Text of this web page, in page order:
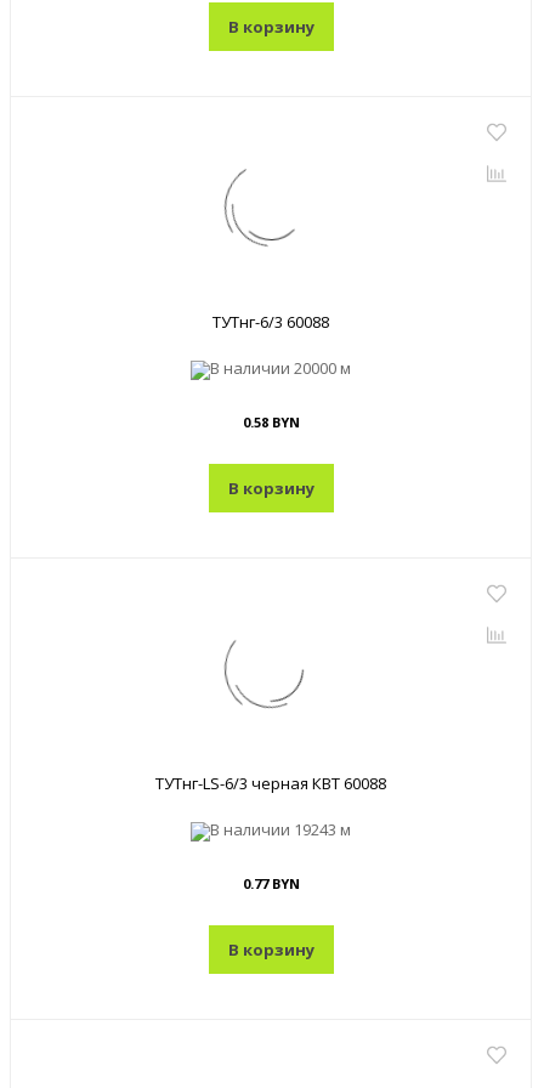
В корзину
ТУТнг-6/3 60088
В наличии 20000 м
0.58 BYN
В корзину
ТУТнг-LS-6/3 черная КВТ 60088
В наличии 19243 м
0.77 BYN
В корзину